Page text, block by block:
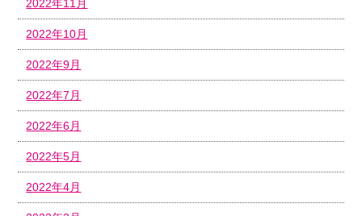
2022年11月
2022年10月
2022年9月
2022年7月
2022年6月
2022年5月
2022年4月